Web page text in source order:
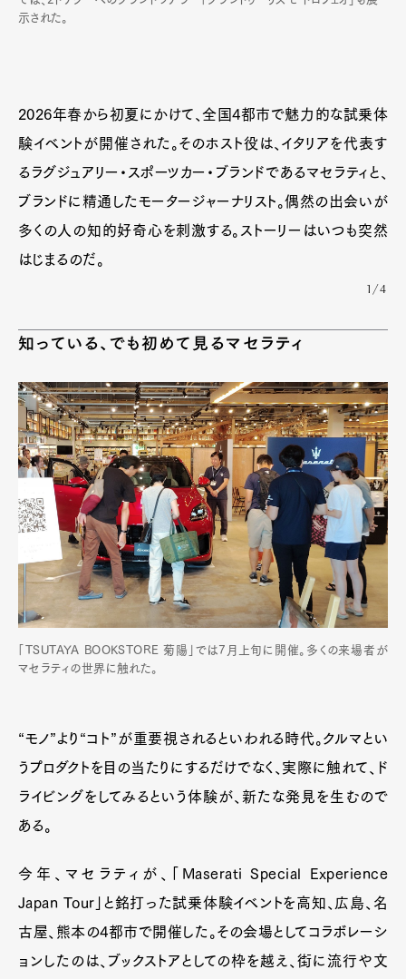
示された。
2026年春から初夏にかけて、全国4都市で魅力的な試乗体
験イベントが開催された。そのホスト役は、イタリアを代表す
るラグジュアリー・スポーツカー・ブランドであるマセラティと、
ブランドに精通したモータージャーナリスト。偶然の出会いが
多くの人の知的好奇心を刺激する。ストーリーはいつも突然
はじまるのだ。
1/4
知っている、でも初めて見るマセラティ
「TSUTAYA BOOKSTORE 菊陽」では7月上旬に開催。多くの来場者が
マセラティの世界に触れた。
“モノ”より“コト”が重要視されるといわれる時代。クルマとい
うプロダクトを目の当たりにするだけでなく、実際に触れて、ド
ライビングをしてみるという体験が、新たな発見を生むので
ある。
今年、マセラティが、「Maserati Special Experience
Japan Tour」と銘打った試乗体験イベントを高知、広島、名
古屋、熊本の4都市で開催した。その会場としてコラボレーシ
ョンしたのは、ブックストアとしての枠を越え、街に流行や文